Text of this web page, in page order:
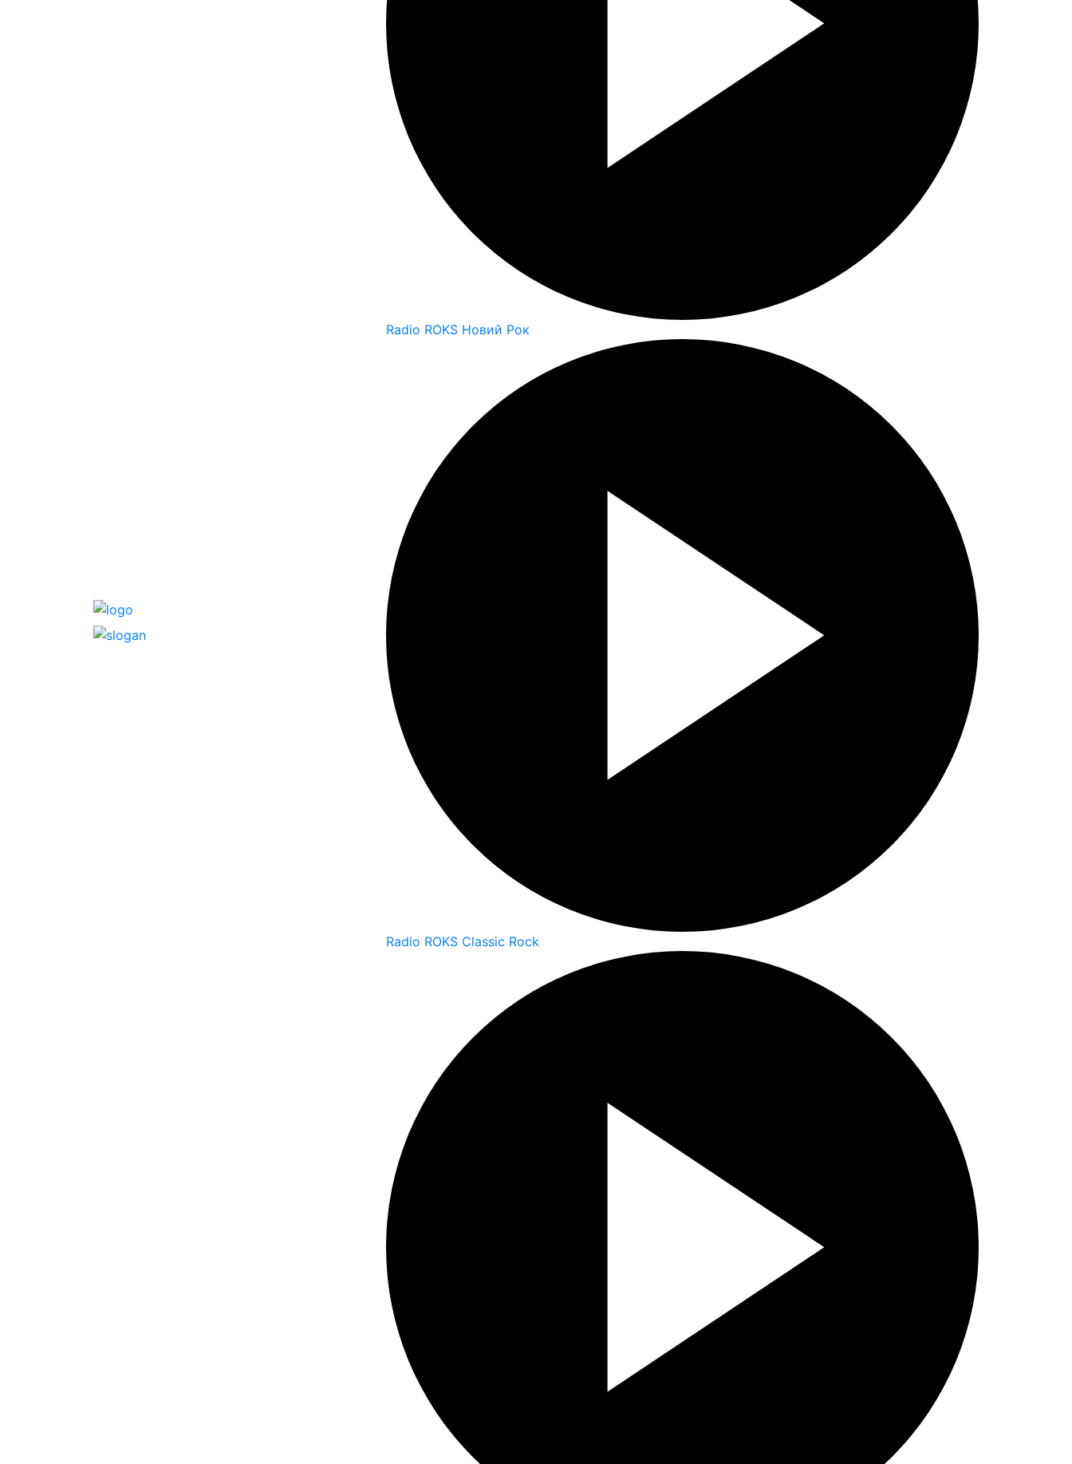
Radio ROKS Новий Рок
Radio ROKS Classic Rock